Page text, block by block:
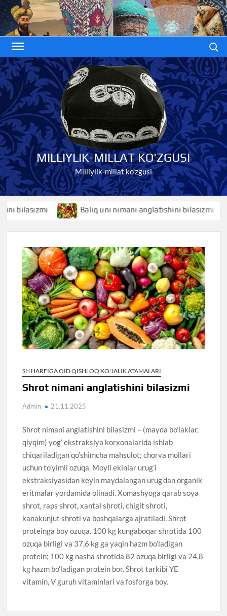
Skip
to
content
MILLIYLIK-MILLAT KO'ZGUSI
Milliylik-millat ko'zgusi
Baliq uni nimani anglatishini bilasizmi
SH HARFIGA OID QISHLOQ XO'JALIK ATAMALARI
Shrot nimani anglatishini bilasizmi
Admin 21.11.2025
Shrot nimani anglatishini bilasizmi – (mayda bo’laklar,
qiyqim) yog’ ekstraksiya korxonalarida ishlab
chiqariladigan qo’shimcha mahsulot; chorva mollari
uchun to’yimli ozuqa. Moyli ekinlar urug’i
ekstraksiyasidan keyin maydalangan urug’dan organik
eritmalar yordamida olinadi. Xomashyoga qarab soya
shrot, raps shrot, xantal shroti, chigit shroti,
kanakunjut shroti va boshqalarga ajratiladi. Shrot
proteinga boy ozuqa. 100 kg kungaboqar shrotida 100
ozuqa birligi va 37,6 kg ga yaqin hazm bo’ladigan
protein; 100 kg nasha shrotida 82 ozuqa birligi va 24,8
kg hazm bo’ladigan protein bor. Shrot tarkibi YE
vitamin, V guruh vitaminlari va fosforga boy.